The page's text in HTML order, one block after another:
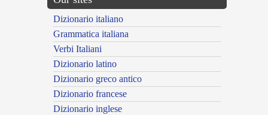
Dizionario italiano
Grammatica italiana
Verbi Italiani
Dizionario latino
Dizionario greco antico
Dizionario francese
Dizionario inglese